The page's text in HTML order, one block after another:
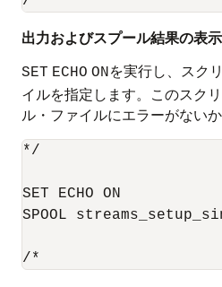
出力およびスプール結果の表示
SET ECHO ONを実行し、スク
イルを指定します。このスク
ル・ファイルにエラーがない
*/
SET ECHO ON
SPOOL
/*